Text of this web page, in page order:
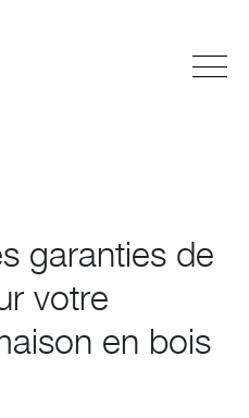
garanties de
votre
en bois